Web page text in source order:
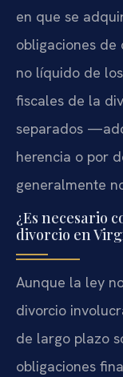
en que se
obligaciones
no líquido de
fiscales de la
separados
herencia o por
generalmente
¿Es necesario
divorcio en
Aunque la ley
divorcio
de largo plazo
obligaciones